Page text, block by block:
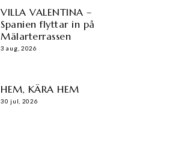
VILLA VALENTINA –
Spanien flyttar in på
Mälarterrassen
3 aug, 2026
HEM, KÄRA HEM
30 jul, 2026